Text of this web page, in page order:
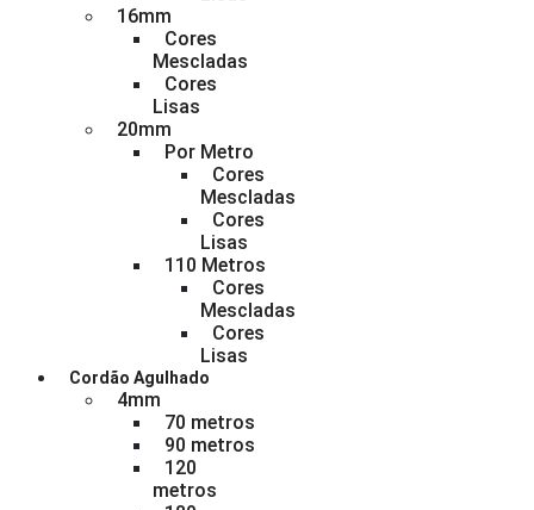
16mm
Cores
Mescladas
Cores
Lisas
20mm
Por Metro
Cores
Mescladas
Cores
Lisas
110 Metros
Cores
Mescladas
Cores
Lisas
Cordão Agulhado
4mm
70 metros
90 metros
120
metros